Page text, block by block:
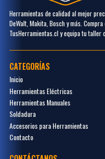
Herramientas de calidad al mejor
DeWalt, Makita, Bosch y más.
TusHerramientas.cl y equipa tu
CATEGORÍAS
Inicio
Herramientas Eléctricas
Herramientas Manuales
Soldadura
Accesorios para Herramientas
Contacto